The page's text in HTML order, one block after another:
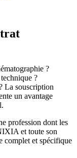
?
?
La souscription
un avantage
profession dont les
et toute son
complet et spécifique